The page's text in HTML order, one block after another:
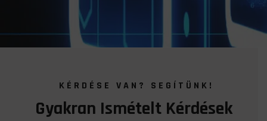
KÉRDÉSE VAN? SEGÍTÜNK!
Gyakran Ismételt Kérdések